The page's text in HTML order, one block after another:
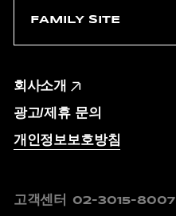
회사소개
광고/제휴 문의
개인정보보호방침
고객센터 02-3015-8007